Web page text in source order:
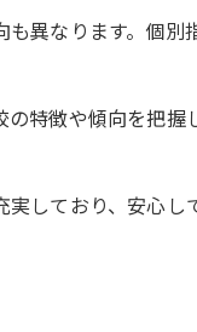
異なります。個
特徴や傾向を把
しており、安心